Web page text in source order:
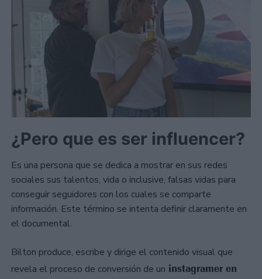
¿Pero que es ser influencer?
Es una persona que se dedica a mostrar en sus redes
sociales sus talentos, vida o inclusive, falsas vidas para
conseguir seguidores con los cuales se comparte
información. Este término se intenta definir claramente en
el documental.
Bilton produce, escribe y dirige el contenido visual que
revela el proceso de conversión de un instagramer en